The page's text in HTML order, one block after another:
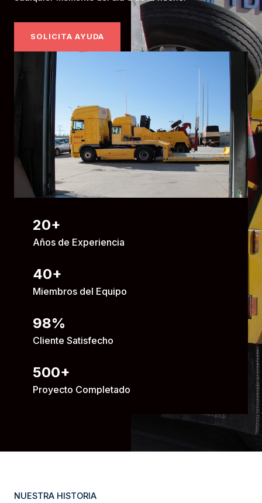
SOLICITA AYUDA
20+
Años de Experiencia
40+
Miembros del Equipo
98%
Cliente Satisfecho
500+
Proyecto Completado
NUESTRA HISTORIA